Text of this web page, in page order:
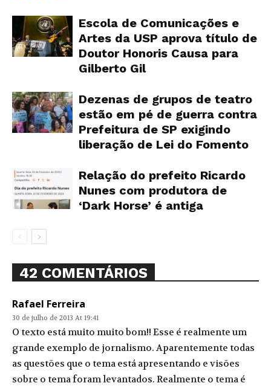
Escola de Comunicações e
Artes da USP aprova título de
Doutor Honoris Causa para
Gilberto Gil
Dezenas de grupos de teatro
estão em pé de guerra contra
Prefeitura de SP exigindo
liberação de Lei do Fomento
Relação do prefeito Ricardo
Nunes com produtora de
‘Dark Horse’ é antiga
42 COMENTÁRIOS
Rafael Ferreira
30 de julho de 2013 At 19:41
O texto está muito muito bom!! Esse é realmente um
grande exemplo de jornalismo. Aparentemente todas
as questões que o tema está apresentando e visões
sobre o tema foram levantados. Realmente o tema é